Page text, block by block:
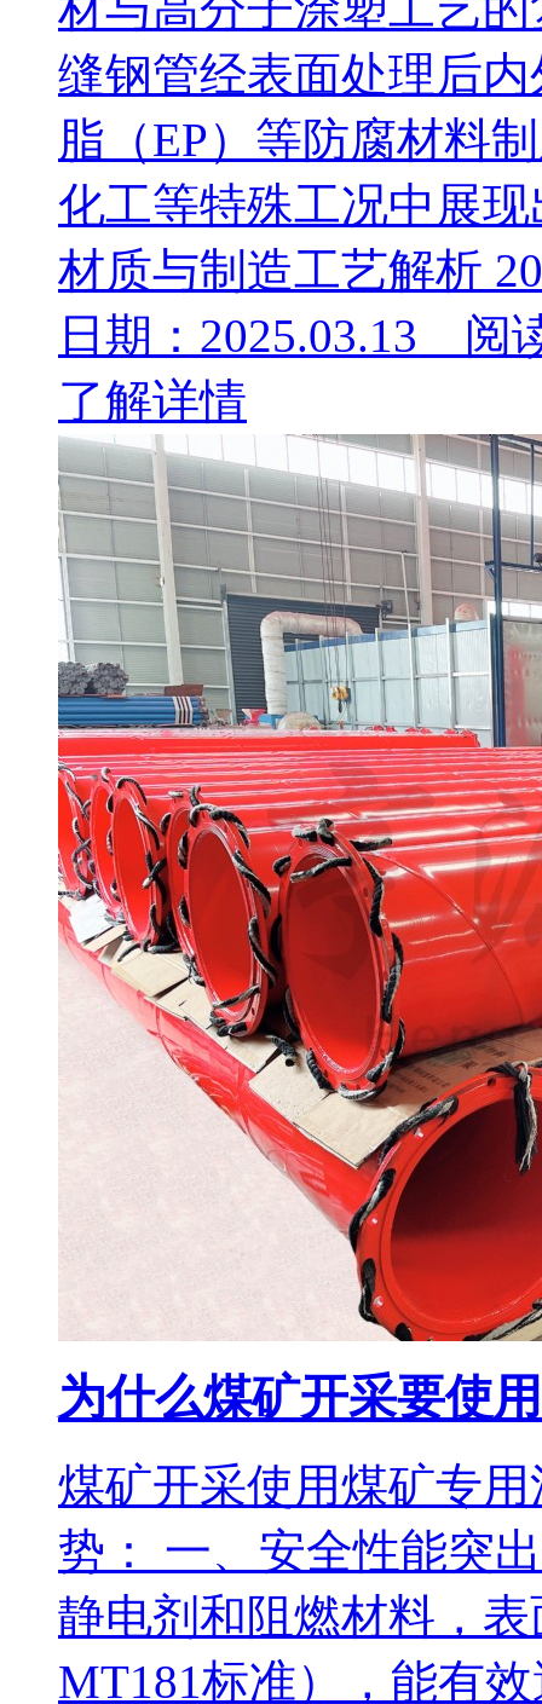
缝钢管经表面处理后
脂（EP）等防腐材料
化工等特殊工况中展
材质与制造工艺解析
日期：2025.03.13 阅
了解详情
为什么煤矿开采要使
煤矿开采使用煤矿专
势： 一、安全性能突
静电剂和阻燃材料，
MT181标准），能有